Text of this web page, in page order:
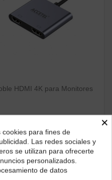
HDMI 4K para Monitores
tu pedido?
mostrarte los precios e
para tu región.
×
para fines de
Las redes sociales y
se utilizan para ofrecerte
personalizados.
de datos